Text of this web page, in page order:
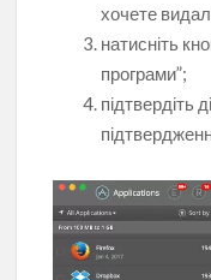
хочете
натисніть
програми”;
підтвердіть